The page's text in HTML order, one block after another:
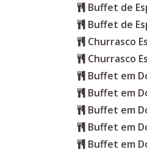
Buffet de
Buffet de
Churrasco
Churrasco
Buffet em
Buffet em
Buffet em
Buffet em
Buffet em